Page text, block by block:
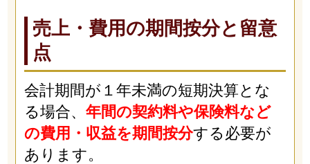
売上・費用の期間按分と留意
点
会計期間が１年未満の短期決算とな
る場合、 年間の契約料や保険料など
の費用・収益を期間按分する必要が
あります。